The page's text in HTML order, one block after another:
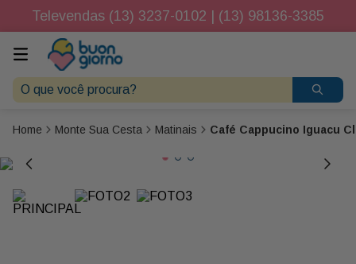
Televendas (13) 3237-0102 | (13) 98136-3385
O que você procura?
Monte Sua Cesta Matinais Café Cappucino Iguacu